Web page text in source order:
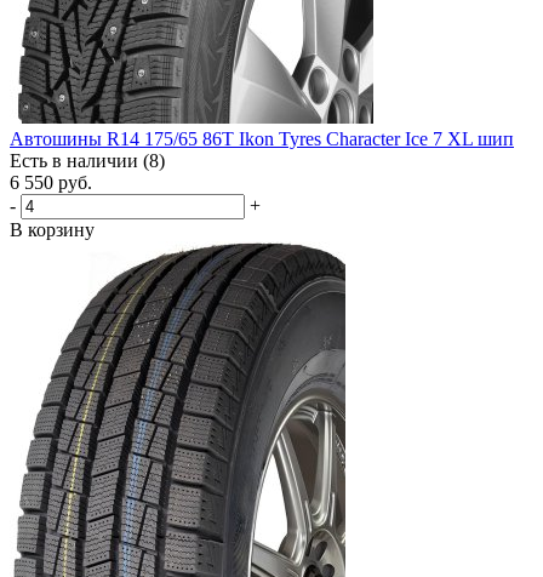
Автошины R14 175/65 86T Ikon Tyres Character Ice 7 XL шип
Есть в наличии (8)
6 550 руб.
-
+
В корзину